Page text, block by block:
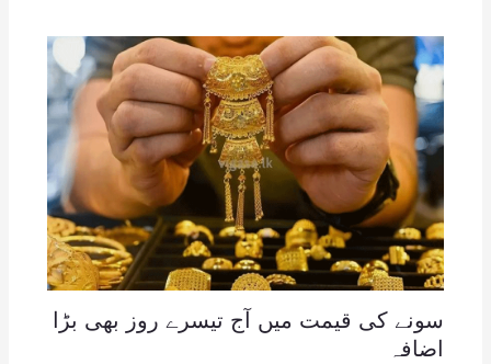
سونے کی قیمت میں آج تیسرے روز بھی بڑا
اضافہ